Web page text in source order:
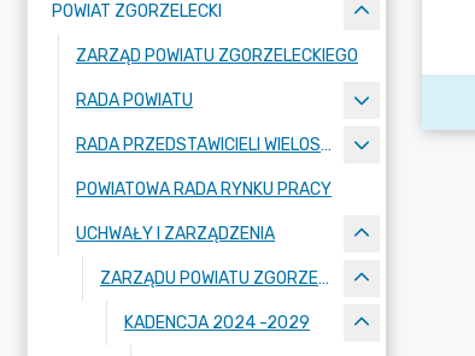
POWIAT ZGORZELECKI
ZARZĄD POWIATU ZGORZELECKIEGO
RADA POWIATU
RADA PRZEDSTAWICIELI WIELOSPECJALISTYCZNEGO ZESPOŁU OPIEKI ZDROWOTNEJ "BOLESŁAWIEC-ZGORZELEC" SAMODZIELNEGO PUBLICZNEGO ZAKŁADU OPIEKI ZDROWOTNEJ
POWIATOWA RADA RYNKU PRACY
UCHWAŁY I ZARZĄDZENIA
ZARZĄDU POWIATU ZGORZELECKIEGO
KADENCJA 2024 -2029